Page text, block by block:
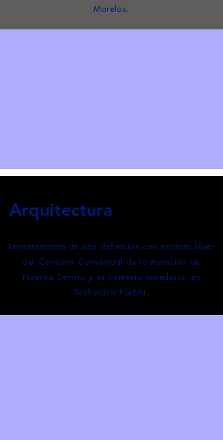
Morelos.
Arquitectura
Levantamiento de alta definición con escáner láser
del Conjunto Conventual de la Asunción de
Nuestra Señora y su contexto inmediato, en
Tochimilco Puebla.